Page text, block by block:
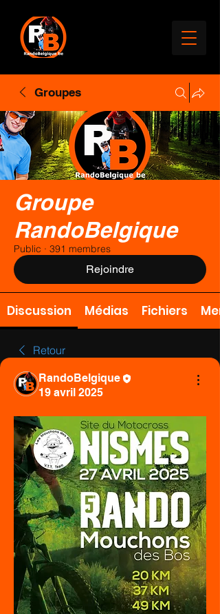
Groupes
Groupe
RandoBelgique
Public · 391 membres
Rejoindre
Discussion Médias Fichiers
Retour
RandoBelgique
19 avril 2025